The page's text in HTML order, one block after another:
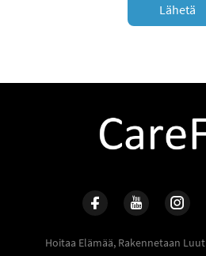
Lähetä
Hoitaa Elämää, Rakennetaan Luut